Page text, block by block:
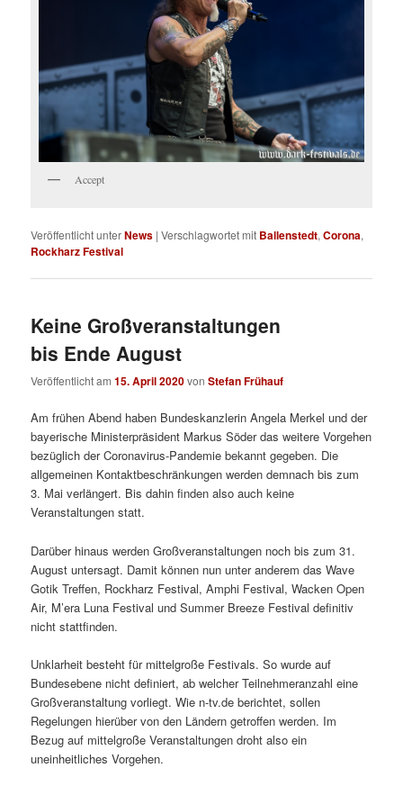
Accept
Veröffentlicht unterNews |Verschlagwortet mit Ballenstedt,Corona,
Rockharz Festival
Keine Großveranstaltungen
bis Ende August
Veröffentlicht am15. April 2020vonStefan Frühauf
Am frühen Abend haben Bundeskanzlerin Angela Merkel und der
bayerische Ministerpräsident Markus Söder das weitere Vorgehen
bezüglich der Coronavirus-Pandemie bekannt gegeben. Die
allgemeinen Kontaktbeschränkungen werden demnach bis zum
3. Mai verlängert. Bis dahin finden also auch keine
Veranstaltungen statt.
Darüber hinaus werden Großveranstaltungen noch bis zum 31.
August untersagt. Damit können nun unter anderem das Wave
Gotik Treffen, Rockharz Festival, Amphi Festival, Wacken Open
Air, M’era Luna Festival und Summer Breeze Festival definitiv
nicht stattfinden.
Unklarheit besteht für mittelgroße Festivals. So wurde auf
Bundesebene nicht definiert, ab welcher Teilnehmeranzahl eine
Großveranstaltung vorliegt. Wie n-tv.de berichtet, sollen
Regelungen hierüber von den Ländern getroffen werden. Im
Bezug auf mittelgroße Veranstaltungen droht also ein
uneinheitliches Vorgehen.